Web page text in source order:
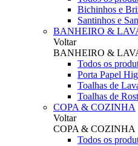
Bichinhos e
Santinhos e
BANHEIRO &
Voltar
BANHEIRO &
Todos os
Porta Papel
Toalhas de
Toalhas de
COPA & COZINHA
Voltar
COPA & COZINHA
Todos os